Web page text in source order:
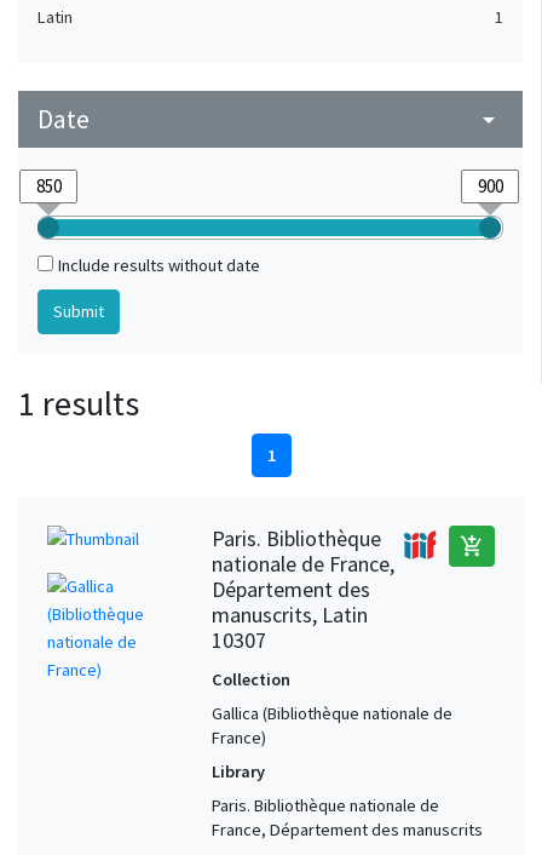
Latin 1
Date arrow_drop_down
Include results without date
1 results
1
Paris. Bibliothèque
nationale de France,
Département des
manuscrits, Latin
10307
add_shopping_cart
Collection
Gallica (Bibliothèque nationale de
France)
Library
Paris. Bibliothèque nationale de
France, Département des manuscrits